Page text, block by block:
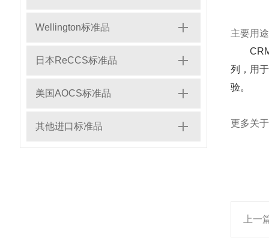
Wellington标准品
日本ReCCS标准品
美国AOCS标准品
其他进口标准品
主要用
列，用
验。
更多关
上一